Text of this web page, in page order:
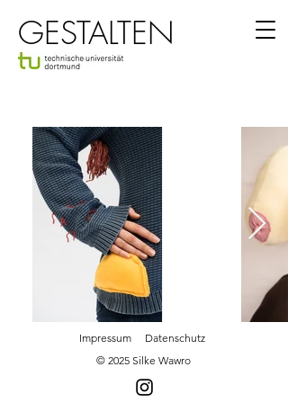
GESTALTEN
Impressum
Datenschutz
© 2025 Silke Wawro